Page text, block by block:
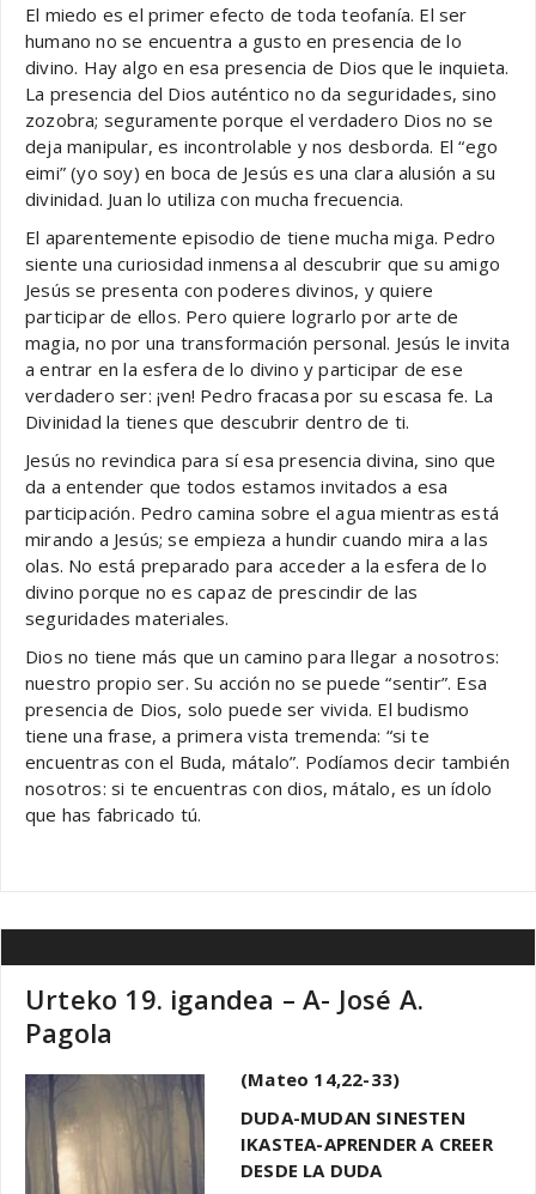
El miedo es el primer efecto de toda teofanía. El ser
humano no se encuentra a gusto en presencia de lo
divino. Hay algo en esa presencia de Dios que le inquieta.
La presencia del Dios auténtico no da seguridades, sino
zozobra; seguramente porque el verdadero Dios no se
deja manipular, es incontrolable y nos desborda. El “ego
eimi” (yo soy) en boca de Jesús es una clara alusión a su
divinidad. Juan lo utiliza con mucha frecuencia.
El aparentemente episodio de tiene mucha miga. Pedro
siente una curiosidad inmensa al descubrir que su amigo
Jesús se presenta con poderes divinos, y quiere
participar de ellos. Pero quiere lograrlo por arte de
magia, no por una transformación personal. Jesús le invita
a entrar en la esfera de lo divino y participar de ese
verdadero ser: ¡ven! Pedro fracasa por su escasa fe. La
Divinidad la tienes que descubrir dentro de ti.
Jesús no revindica para sí esa presencia divina, sino que
da a entender que todos estamos invitados a esa
participación. Pedro camina sobre el agua mientras está
mirando a Jesús; se empieza a hundir cuando mira a las
olas. No está preparado para acceder a la esfera de lo
divino porque no es capaz de prescindir de las
seguridades materiales.
Dios no tiene más que un camino para llegar a nosotros:
nuestro propio ser. Su acción no se puede “sentir”. Esa
presencia de Dios, solo puede ser vivida. El budismo
tiene una frase, a primera vista tremenda: “si te
encuentras con el Buda, mátalo”. Podíamos decir también
nosotros: si te encuentras con dios, mátalo, es un ídolo
que has fabricado tú.
Urteko 19. igandea – A- José A.
Pagola
(Mateo 14,22-33)
DUDA-MUDAN SINESTEN
IKASTEA-APRENDER A CREER
DESDE LA DUDA